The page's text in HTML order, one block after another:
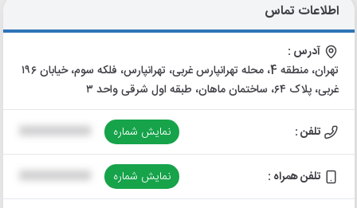
اطلاعات تماس
آدرس :
تهران، منطقه 4، محله تهرانپارس غربی، تهرانپارس، فلکه سوم، خیابان ۱۹۶
غربی، پلاک ۶۴، ساختمان ماهان، طبقه اول شرقی واحد ۳
تلفن : نمایش شماره
تلفن همراه : نمایش شماره